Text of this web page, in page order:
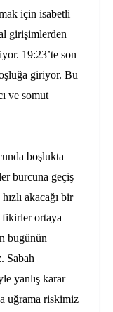
için isabetli
girişimlerden
19:23’te son
giriyor. Bu
ve somut
boşlukta
burcuna geçiş
akacağı bir
fikirler ortaya
bugünün
Sabah
yanlış karar
uğrama riskimiz